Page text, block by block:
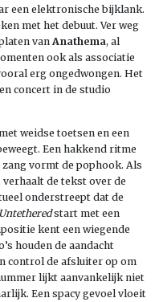
een elektronische bijklank.
met het debuut. Ver weg
van Anathema, al
ook als associatie
erg ongedwongen. Het
concert in de studio
weidse toetsen en een
Een hakkend ritme
vormt de pophook. Als
de tekst over de
onderstreept dat de
Untetheredstart met een
kent een wiegende
houden de aandacht
control de afsluiter op om
lijkt aanvankelijk niet
Een spacy gevoel vloeit